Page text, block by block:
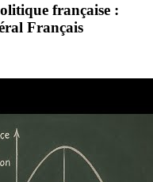
française :
Français